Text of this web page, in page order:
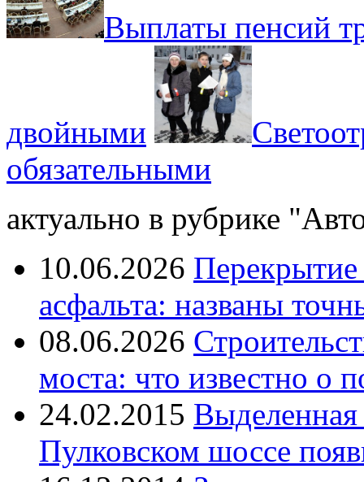
Выплаты пенсий
двойными
обязательными
актуально в рубрике
10.06.2026 Перекрытие
асфальта: названы
08.06.2026
моста: что известно о
24.02.2015 Выделенная
Пулковском шоссе